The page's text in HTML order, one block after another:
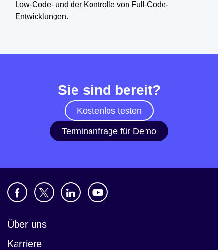
Low-Code- und der Kontrolle von Full-Code-
Entwicklungen.
Sie sind bereit?
Kostenlos testen
Terminanfrage für Demo
Über uns
Karriere